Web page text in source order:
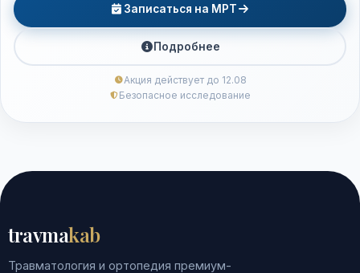
Записаться на МРТ
Подробнее
Акция действует до 12.08
Безопасное исследование
travmakab
Травматология и ортопедия премиум-